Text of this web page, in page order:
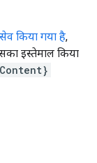
किया गया है,
इस्तेमाल किया